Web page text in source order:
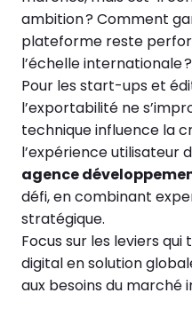
ambition ? Comment
plateforme reste
l’échelle internationale ?
Pour les start-ups et
l’exportabilité ne
technique influence la
l’expérience utilisateur
agence
défi, en combinant
stratégique.
Focus sur les leviers
digital en solution
aux besoins du marché